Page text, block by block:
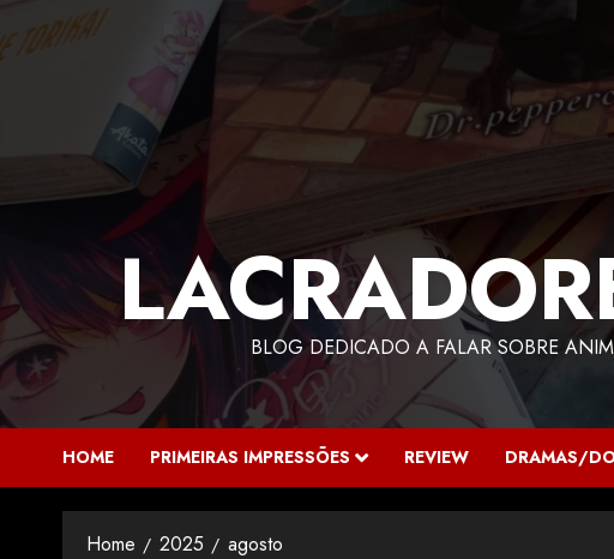
BLOG DEDICADO A FALAR SOBRE
HOME PRIMEIRAS IMPRESSÕES REVIEW DRAMAS/
Home 2025 agosto